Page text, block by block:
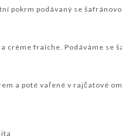
pokrm podávaný se
crème fraîche. Podáváme se
a poté vařené v rajčatové